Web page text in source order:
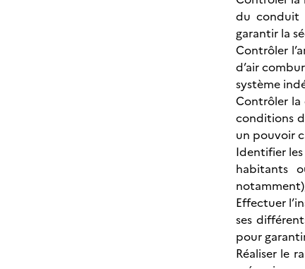
du conduit
garantir la
Contrôler
d’air
système
Contrôler la
conditions
un pouvoir
Identifier
habitants
Effectuer
ses
pour
Réaliser le